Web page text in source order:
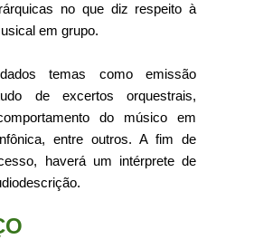
no que diz respeito à
em grupo.
temas como emissão
de excertos orquestrais,
do músico em
entre outros. A fim de
haverá um intérprete de